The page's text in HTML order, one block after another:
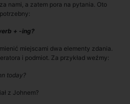
nami, a zatem pora na pytania. Oto
+ -ing?
miejscami dwa elementy zdania.
i podmiot. Za przykład weźmy:
today?
z Johnem?